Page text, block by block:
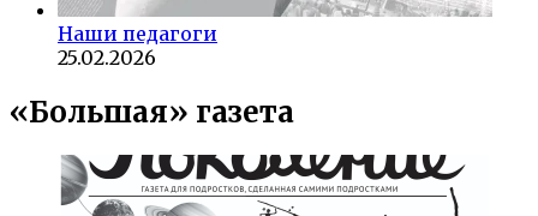
Наши педагоги
25.02.2026
«Большая» газета